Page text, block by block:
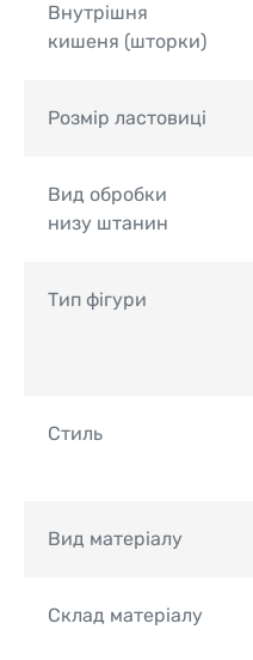
Внутрішня
кишеня (шторки)
Розмір ластовиці
Вид обробки
низу штанин
Тип фігури
Стиль
Вид матеріалу
Склад матеріалу